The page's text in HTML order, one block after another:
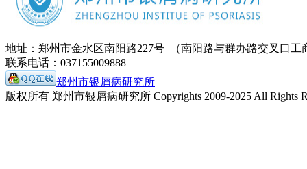
地址：郑州市金水区南阳路227号 （南阳路与群办路交叉口工
联系电话：037155009888
郑州市银屑病研究所
版权所有 郑州市银屑病研究所 Copyrights 2009-2025 All Rights